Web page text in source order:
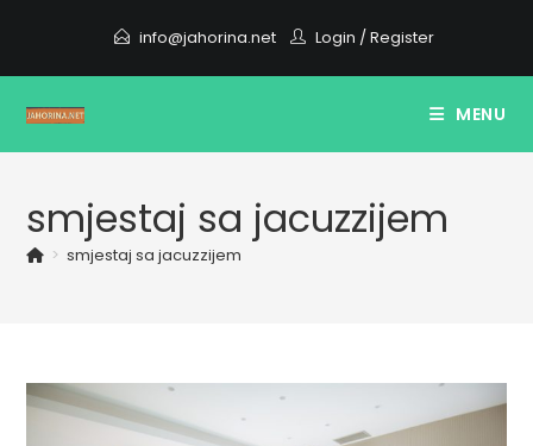
content
info@jahorina.net Login /Register
MENU
smjestaj sa jacuzzijem
> smjestaj sa jacuzzijem